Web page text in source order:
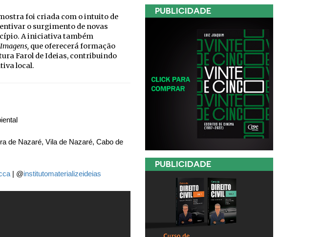
foi criada com o intuito de
o surgimento de novas
A iniciativa também
que oferecerá formação
Farol de Ideias, contribuindo
local.
de Nazaré, Vila de Nazaré, Cabo de
| @institutomaterializeideias
PUBLICIDADE
PUBLICIDADE